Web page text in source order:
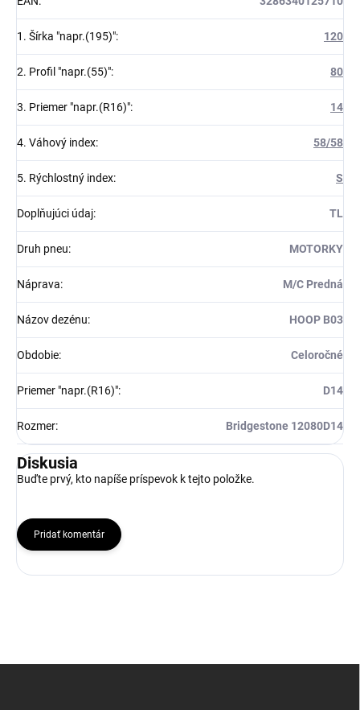
1. Šírka "napr.(195)": 120
2. Profil "napr.(55)": 80
3. Priemer "napr.(R16)": 14
4. Váhový index: 58/58
5. Rýchlostný index: S
Doplňujúci údaj: TL
Druh pneu: MOTORKY
Náprava: M/C Predná
Názov dezénu: HOOP B03
Obdobie: Celoročné
Priemer "napr.(R16)": D14
Rozmer: Bridgestone 12080D14
Diskusia
Buďte prvý, kto napíše príspevok k tejto položke.
Pridať komentár